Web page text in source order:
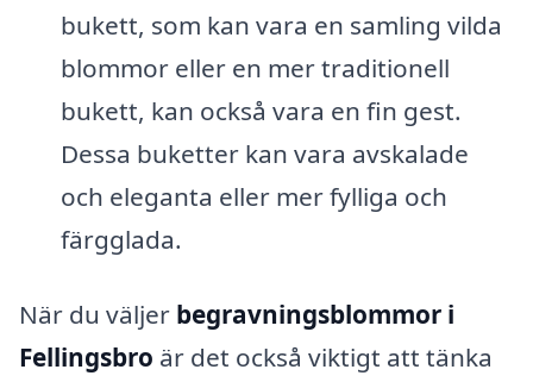
bukett, som kan vara en samling vilda
blommor eller en mer traditionell
bukett, kan också vara en fin gest.
Dessa buketter kan vara avskalade
och eleganta eller mer fylliga och
färgglada.
När du väljer begravningsblommor i
Fellingsbro är det också viktigt att tänka